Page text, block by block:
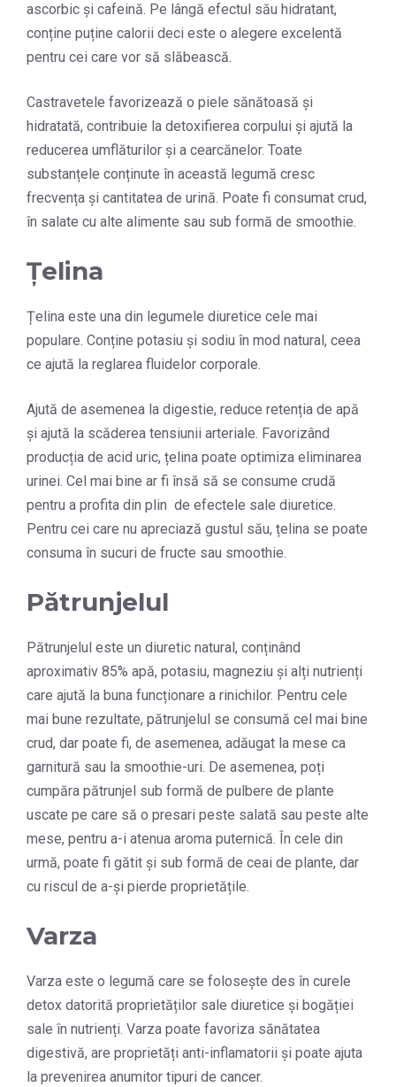
ascorbic și cafeină. Pe lângă efectul său hidratant,
conține puține calorii deci este o alegere excelentă
pentru cei care vor să slăbească.
Castravetele favorizează o piele sănătoasă și
hidratată, contribuie la detoxifierea corpului și ajută la
reducerea umflăturilor și a cearcănelor. Toate
substanțele conținute în această legumă cresc
frecvența și cantitatea de urină. Poate fi consumat crud,
în salate cu alte alimente sau sub formă de smoothie.
Țelina
Țelina este una din legumele diuretice cele mai
populare. Conține potasiu și sodiu în mod natural, ceea
ce ajută la reglarea fluidelor corporale.
Ajută de asemenea la digestie, reduce retenția de apă
și ajută la scăderea tensiunii arteriale. Favorizând
producția de acid uric, țelina poate optimiza eliminarea
urinei. Cel mai bine ar fi însă să se consume crudă
pentru a profita din plin de efectele sale diuretice.
Pentru cei care nu apreciază gustul său, țelina se poate
consuma în sucuri de fructe sau smoothie.
Pătrunjelul
Pătrunjelul este un diuretic natural, conținând
aproximativ 85% apă, potasiu, magneziu și alți nutrienți
care ajută la buna funcționare a rinichilor. Pentru cele
mai bune rezultate, pătrunjelul se consumă cel mai bine
crud, dar poate fi, de asemenea, adăugat la mese ca
garnitură sau la smoothie-uri. De asemenea, poți
cumpăra pătrunjel sub formă de pulbere de plante
uscate pe care să o presari peste salată sau peste alte
mese, pentru a-i atenua aroma puternică. În cele din
urmă, poate fi gătit și sub formă de ceai de plante, dar
cu riscul de a-și pierde proprietățile.
Varza
Varza este o legumă care se folosește des în curele
detox datorită proprietăților sale diuretice și bogăției
sale în nutrienți. Varza poate favoriza sănătatea
digestivă, are proprietăți anti-inflamatorii și poate ajuta
la prevenirea anumitor tipuri de cancer.